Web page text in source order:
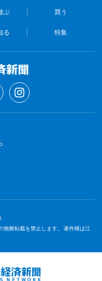
ぶ 買う
る 特集
無断転載を禁止します。 著作権は江